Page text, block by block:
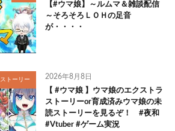
【#ウマ娘】～ルムマ＆雑談配信
～そろそろＬＯＨの足音
が・・・・
ストーリー 2026年8月8日
【 #ウマ娘 】ウマ娘のエクストラ
ストーリーor育成済みウマ娘の未
読ストーリーを見るぞ！ #夜和
#Vtuber #ゲーム実況